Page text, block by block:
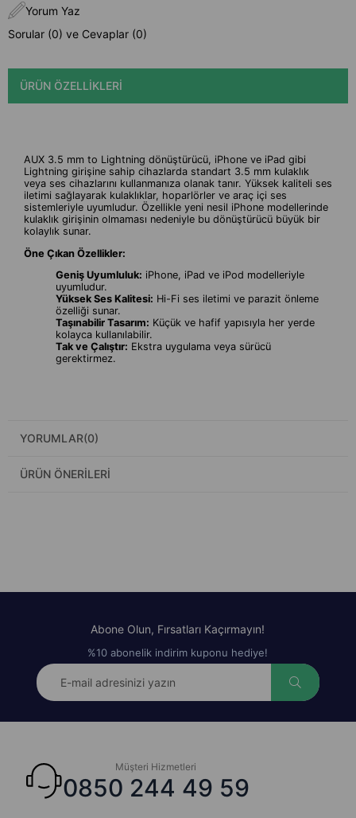
Yorum Yaz
Sorular (0) ve Cevaplar (0)
ÜRÜN ÖZELLIKLERI
AUX 3.5 mm to Lightning dönüştürücü, iPhone ve iPad gibi
Lightning girişine sahip cihazlarda standart 3.5 mm kulaklık
veya ses cihazlarını kullanmanıza olanak tanır. Yüksek kaliteli ses
iletimi sağlayarak kulaklıklar, hoparlörler ve araç içi ses
sistemleriyle uyumludur. Özellikle yeni nesil iPhone modellerinde
kulaklık girişinin olmaması nedeniyle bu dönüştürücü büyük bir
kolaylık sunar.
Öne Çıkan Özellikler:
Geniş Uyumluluk: iPhone, iPad ve iPod modelleriyle
uyumludur.
Yüksek Ses Kalitesi: Hi-Fi ses iletimi ve parazit önleme
özelliği sunar.
Taşınabilir Tasarım: Küçük ve hafif yapısıyla her yerde
kolayca kullanılabilir.
Tak ve Çalıştır: Ekstra uygulama veya sürücü
gerektirmez.
YORUMLAR(0)
ÜRÜN ÖNERILERI
Abone Olun, Fırsatları Kaçırmayın!
%10 abonelik indirim kuponu hediye!
Müşteri Hizmetleri
0850 244 49 59